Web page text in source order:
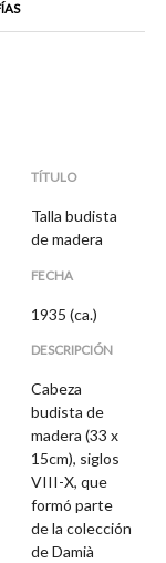
TÍTULO
Talla budista
de madera
FECHA
1935 (ca.)
DESCRIPCIÓN
Cabeza
budista de
madera (33 x
15cm), siglos
VIII-X, que
formó parte
de la colección
de Damià